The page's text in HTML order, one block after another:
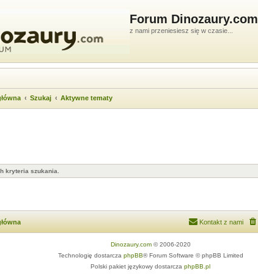
Forum Dinozaury.com
z nami przeniesiesz się w czasie...
Szukaj Aktywne tematy
kryteria szukania.
Kontakt z nami
Dinozaury.com© 2006-2020
Technologię dostarcza phpBB® Forum Software © phpBB Limited
Polski pakiet językowy dostarcza phpBB.pl